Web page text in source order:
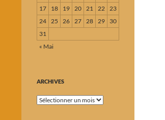
17
18 19 20 21 22 23
24 25 26 27 28 29
30
31
« Mai
ARCHIVES
Archives